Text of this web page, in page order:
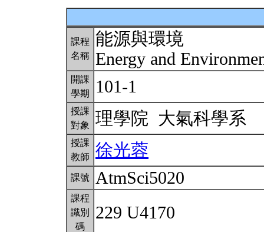
課程
名稱
能源與環境
Energy and
開課
學期
101-1
授課
對象
理學院 大氣科學系
授課
教師
徐光蓉
課號 AtmSci5020
課程
識別
碼
229 U4170